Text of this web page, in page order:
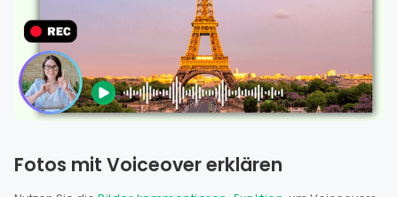
Fotos mit Voiceover erklären